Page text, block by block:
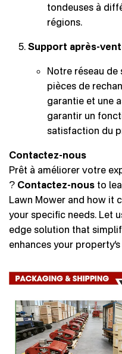
tondeuses à
régions.
Support après-
Notre réseau
pièces de
garantie et une
garantir un
satisfaction du
Contactez-nous
Prêt à améliorer votre
? Contactez-nous to
Lawn Mower and how it
your specific needs. Let
edge solution that
enhances your